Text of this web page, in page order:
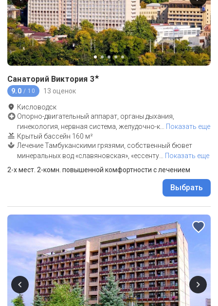
Санаторий Виктория 3★
9.0 / 10 13 оценок
Кисловодск
Опорно-двигательный аппарат, органы дыхания,
гинекология, нервная система, желудочно-к… Показать еще
Крытый бассейн 160 м²
Лечение Тамбуканскими грязями, собственный бювет
минеральных вод «славяновская», «ессенту… Показать еще
2-х мест. 2-комн. повышенной комфортности с лечением
Выбрать